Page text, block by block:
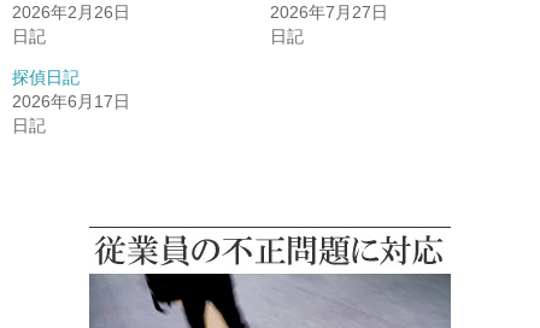
2026年2月26日
日記
2026年7月27日
日記
探偵日記
2026年6月17日
日記